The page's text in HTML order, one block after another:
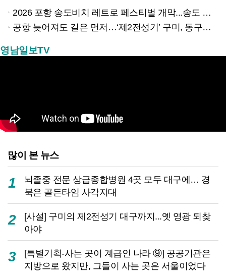
2026 포항 송도비치 레트로 페스티벌 개막...송도 밤바다 달군 레트로 열기
공항 늦어져도 길은 먼저…‘제2전성기’ 구미, 동구미역 더 절실
영남일보TV
많이 본 뉴스
1
뇌졸중 전문 상급종합병원 4곳 모두 대구에… 경
북은 골든타임 사각지대
2
[사설] 구미의 제2전성기 대구까지...옛 영광 되찾
아야
3
[특별기획-사는 곳이 계급인 나라 ⑨] 공공기관은
지방으로 왔지만, 그들이 사는 곳은 서울이었다